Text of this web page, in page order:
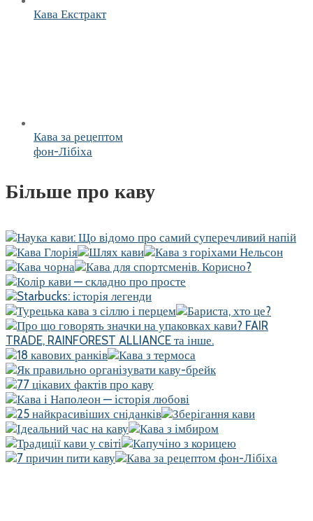
Кава Екстракт
Кава за рецептом
фон-Лібіха
Більше про каву